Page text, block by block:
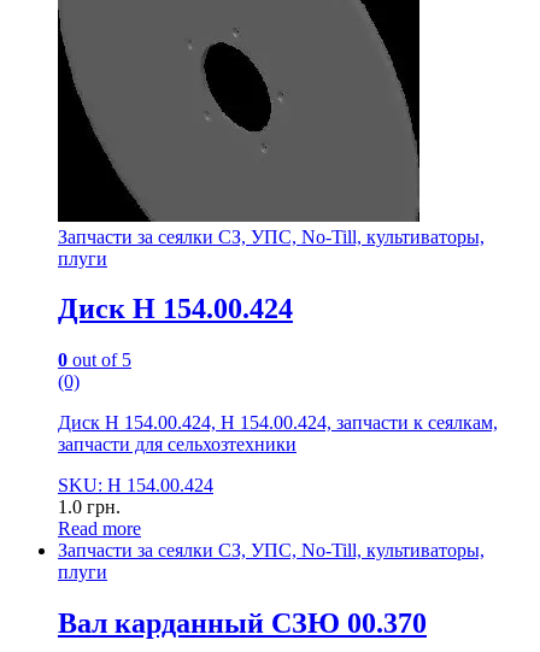
Запчасти за сеялки СЗ, УПС, No-Till, культиваторы,
плуги
Диск Н 154.00.424
0 out of 5
(0)
Диск Н 154.00.424, Н 154.00.424, запчасти к сеялкам,
запчасти для сельхозтехники
SKU: Н 154.00.424
1.0 грн.
Read more
Запчасти за сеялки СЗ, УПС, No-Till, культиваторы,
плуги
Вал карданный СЗЮ 00.370